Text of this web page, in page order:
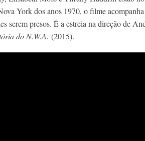
York dos anos 1970, o filme
serem presos. É a estreia na direção de
do N.W.A. (2015).